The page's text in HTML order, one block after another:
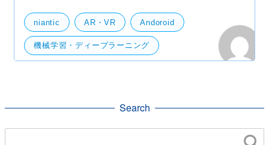
たが、Appleが搭載したり、AWSもARMベースのイン
スタンスを出したり
niantic AR・VR Andoroid
機械学習・ディープラーニング
Search